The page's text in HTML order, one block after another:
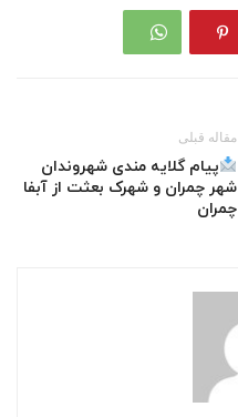
مقاله قبلی
پیام گلایه مندی شهروندان
شهر چمران و شهرک بعثت از آبفا
چمران